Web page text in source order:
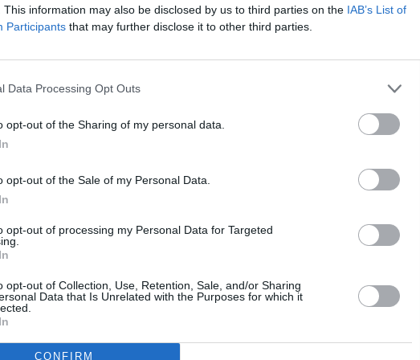
This information may also be disclosed by us to third parties on the IAB’s List of
Participants that may further disclose it to other third parties.
Data Processing Opt Outs
opt-out of the Sharing of my personal data.
opt-out of the Sale of my Personal Data.
opt-out of processing my Personal Data for Targeted
opt-out of Collection, Use, Retention, Sale, and/or Sharing
Data that Is Unrelated with the Purposes for which it
CONFIRM
της Αλβανίας, Delina Ibrahimaj, δήλωσε ότι βρίσκονται σε
μελέτες και ότι το επενδυτικό σχέδιο θα πρέπει να
περιβαλλοντική νομοθεσία και τις προβλέψεις προστασίας των
νομοθεσία όσο και οι ευρωπαϊκές περιβαλλοντικές οδηγίες
αποτραπούν παρεμβάσεις που θα μπορούσαν να βλάψουν τη
οικοσυστήματα της περιοχής.
τα σχέδια για την επένδυση στην Αλβανία το 2024, στο πλαίσιο
στα Βαλκάνια.